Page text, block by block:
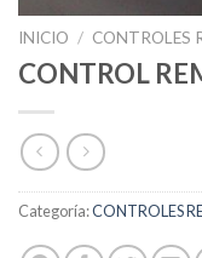
INICIO / CONTROLES
CONTROL
Categoría:CONTROLES